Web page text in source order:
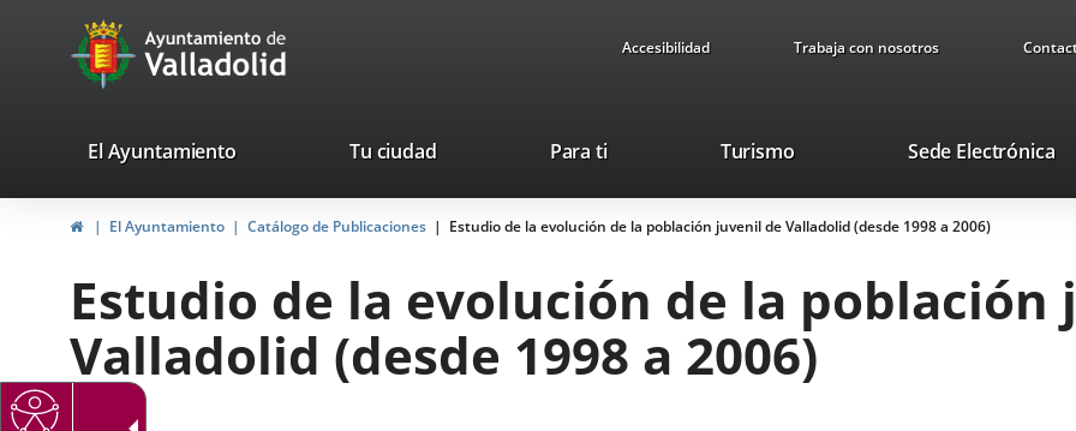
Portal
Web
Ayuntamiento
de
Accesibilidad Trabaja con nosotros
valladolid.es
El Ayuntamiento Tu ciudad Para ti TurismoThis
will
open
pop-
up
window.
Sede Electrónica
HomeEl Ayuntamiento Catálogo de Publicaciones Estudio de la evolución de la población juvenil de Valladolid (desde 1998 a 2006)
Estudio de la evolución de la población
Valladolid (desde 1998 a 2006)